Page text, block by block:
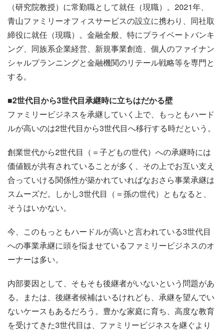
（研究院教授）に常勤職として就任（現職）。2021年、
青山ファミリーオフィスサービスの設立に携わり、同社取
締役に就任（現職）。金融全般、特にプライベートバンキ
ング、同族系企業経営、新規事業創造、個人のファイナン
シャルプランニングと金融機関のリテール戦略等を専門と
する。
■2世代目から3世代目承継時に立ちはだかる壁
ファミリービジネスを承継していく上で、もっともハード
ルが高いのは2世代目から3世代目へ移行する時だという。
創業世代から2世代目（＝子どもの世代）への承継時には
価値観が共有されていることが多く、その上でお互い支え
合っていける関係性が築かれていればなおさら事業承継は
スムーズだ。しかし3世代目（＝孫の世代）ともなると、
そうはいかない。
今、このもっともハードルが高いと言われている3世代目
への事業承継に頭を悩ませているファミリービジネスのオ
ーナーは多い。
内部要因として、そもそも後継者がいないという問題があ
る。または、後継者候補はいるけれども、承継を望んでい
ないケースもあるだろう。豊かな家庭に育ち、高度な教育
を受けてきた3世代目は、ファミリービジネスを継ぐより